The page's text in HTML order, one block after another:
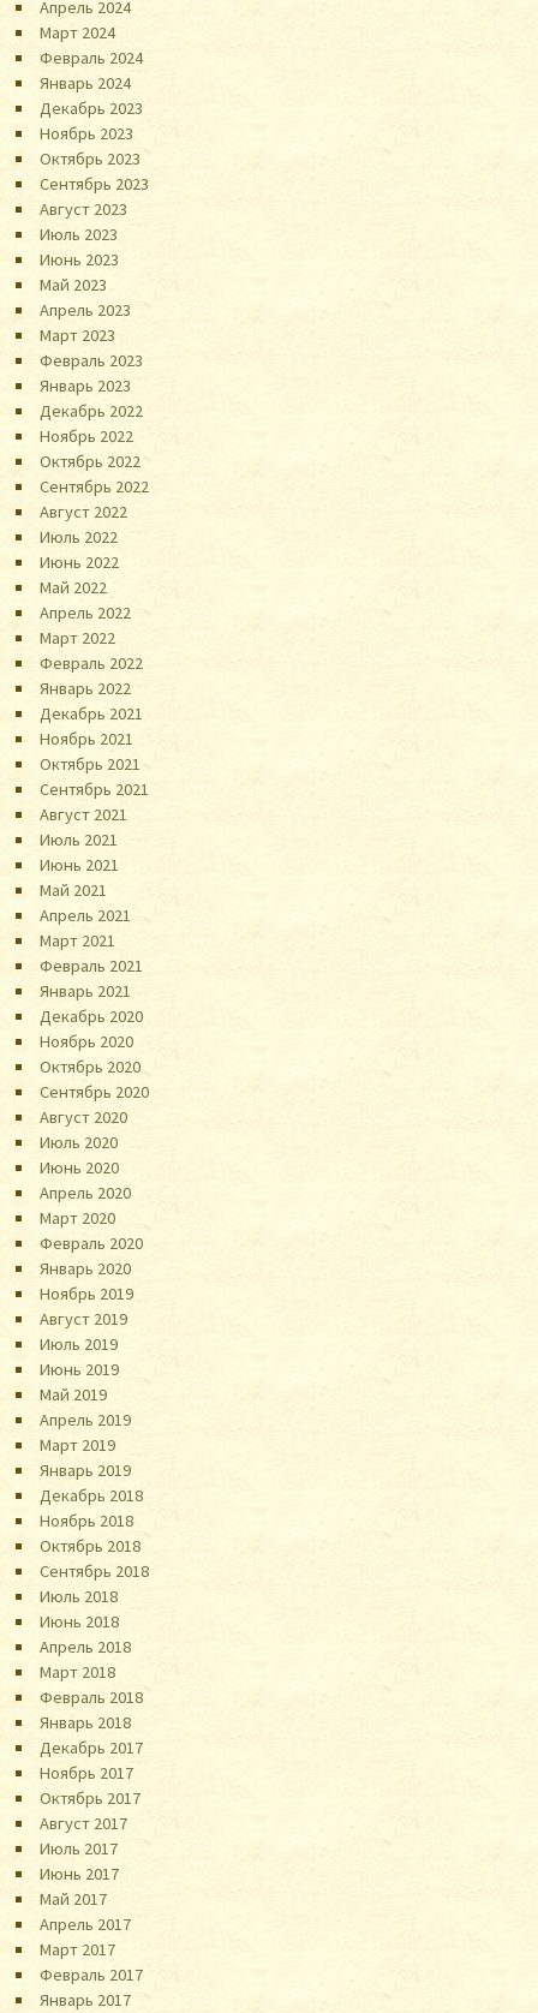
Апрель 2024
Март 2024
Февраль 2024
Январь 2024
Декабрь 2023
Ноябрь 2023
Октябрь 2023
Сентябрь 2023
Август 2023
Июль 2023
Июнь 2023
Май 2023
Апрель 2023
Март 2023
Февраль 2023
Январь 2023
Декабрь 2022
Ноябрь 2022
Октябрь 2022
Сентябрь 2022
Август 2022
Июль 2022
Июнь 2022
Май 2022
Апрель 2022
Март 2022
Февраль 2022
Январь 2022
Декабрь 2021
Ноябрь 2021
Октябрь 2021
Сентябрь 2021
Август 2021
Июль 2021
Июнь 2021
Май 2021
Апрель 2021
Март 2021
Февраль 2021
Январь 2021
Декабрь 2020
Ноябрь 2020
Октябрь 2020
Сентябрь 2020
Август 2020
Июль 2020
Июнь 2020
Апрель 2020
Март 2020
Февраль 2020
Январь 2020
Ноябрь 2019
Август 2019
Июль 2019
Июнь 2019
Май 2019
Апрель 2019
Март 2019
Январь 2019
Декабрь 2018
Ноябрь 2018
Октябрь 2018
Сентябрь 2018
Июль 2018
Июнь 2018
Апрель 2018
Март 2018
Февраль 2018
Январь 2018
Декабрь 2017
Ноябрь 2017
Октябрь 2017
Август 2017
Июль 2017
Июнь 2017
Май 2017
Апрель 2017
Март 2017
Февраль 2017
Январь 2017